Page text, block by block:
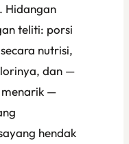
Hidangan
teliti: porsi
nutrisi,
dan —
menarik —
hendak